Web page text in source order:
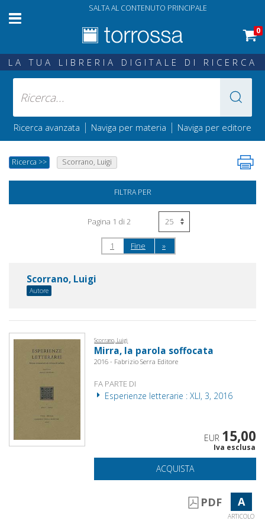
SALTA AL CONTENUTO PRINCIPALE
0
LA TUA LIBRERIA DIGITALE DI RICERCA
Ricerca avanzata | Naviga per materia | Naviga per editore
Ricerca >> Scorrano, Luigi
FILTRA PER
Pagina 1 di 2
1 Fine »
Scorrano, Luigi
Autore
Scorrano, Luigi
Mirra, la parola soffocata
2016 - Fabrizio Serra Editore
FA PARTE DI
Esperienze letterarie : XLI, 3, 2016
EUR 15,00
Iva esclusa
ACQUISTA
PDF A
ARTICOLO